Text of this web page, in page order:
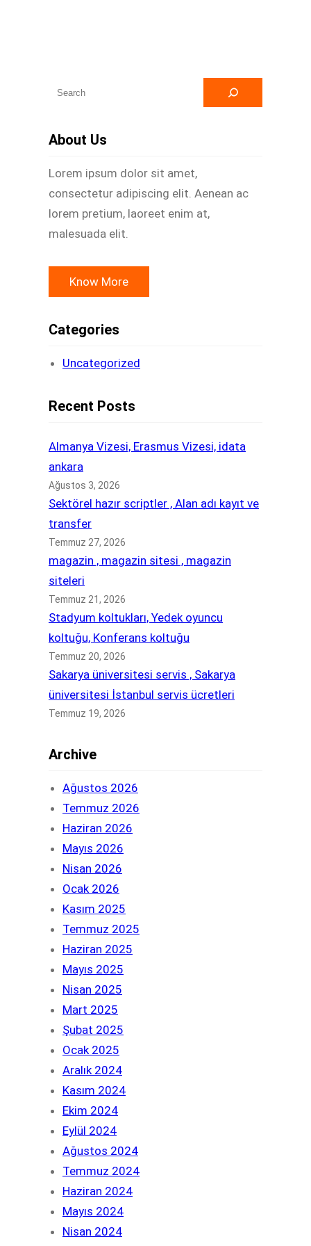
About Us
Lorem ipsum dolor sit amet,
consectetur adipiscing elit. Aenean ac
lorem pretium, laoreet enim at,
malesuada elit.
Know More
Categories
Uncategorized
Recent Posts
Almanya Vizesi, Erasmus Vizesi, idata
ankara
Ağustos 3, 2026
Sektörel hazır scriptler , Alan adı kayıt ve
transfer
Temmuz 27, 2026
magazin , magazin sitesi , magazin
siteleri
Temmuz 21, 2026
Stadyum koltukları, Yedek oyuncu
koltuğu, Konferans koltuğu
Temmuz 20, 2026
Sakarya üniversitesi servis , Sakarya
üniversitesi İstanbul servis ücretleri
Temmuz 19, 2026
Archive
Ağustos 2026
Temmuz 2026
Haziran 2026
Mayıs 2026
Nisan 2026
Ocak 2026
Kasım 2025
Temmuz 2025
Haziran 2025
Mayıs 2025
Nisan 2025
Mart 2025
Şubat 2025
Ocak 2025
Aralık 2024
Kasım 2024
Ekim 2024
Eylül 2024
Ağustos 2024
Temmuz 2024
Haziran 2024
Mayıs 2024
Nisan 2024